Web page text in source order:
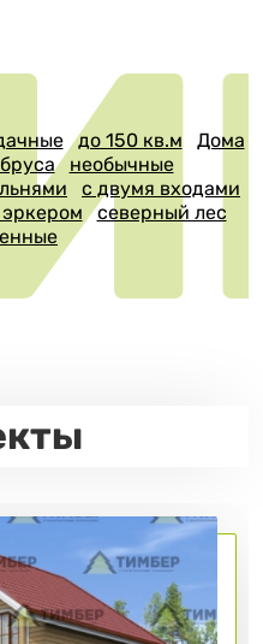
до 150 кв.м
Дома
необычные
с двумя входами
северный лес